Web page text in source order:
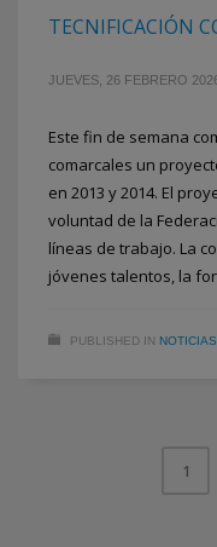
TECNIFICACIÓN
JUEVES, 26 FEBRERO
Este fin de semana
comarcales un
en 2013 y 2014. El
voluntad de la
líneas de trabajo. La
jóvenes talentos, la
PUBLISHED IN NOTICIAS
1